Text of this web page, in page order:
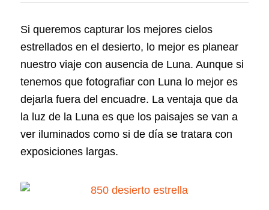
Si queremos capturar los mejores cielos
estrellados en el desierto, lo mejor es planear
nuestro viaje con ausencia de Luna. Aunque si
tenemos que fotografiar con Luna lo mejor es
dejarla fuera del encuadre. La ventaja que da
la luz de la Luna es que los paisajes se van a
ver iluminados como si de día se tratara con
exposiciones largas.